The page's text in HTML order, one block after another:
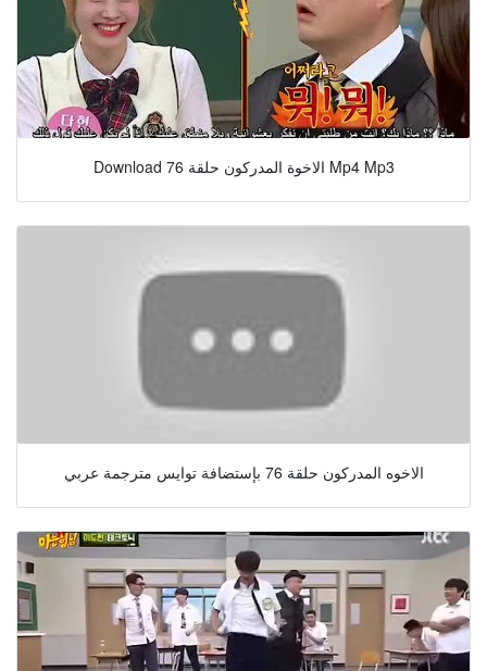
Download الاخوة المدركون حلقة 76 Mp4 Mp3
الاخوه المدركون حلقة 76 بإستضافة توايس مترجمة عربي